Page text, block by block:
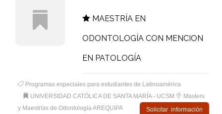
MAESTRÍA EN
ODONTOLOGÍA CON MENCION
EN PATOLOGÍA
Programas especiales para estudiantes de Latinoamérica
UNIVERSIDAD CATÓLICA DE SANTA MARÍA - UCSM
Masters
y Maestrías de Odontología AREQUIPA
Solicitar información